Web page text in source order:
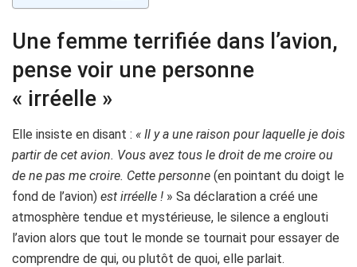
Une femme terrifiée dans l’avion,
pense voir une personne
« irréelle »
Elle insiste en disant : « Il y a une raison pour laquelle je dois
partir de cet avion. Vous avez tous le droit de me croire ou
de ne pas me croire. Cette personne (en pointant du doigt le
fond de l’avion) est irréelle ! » Sa déclaration a créé une
atmosphère tendue et mystérieuse, le silence a englouti
l’avion alors que tout le monde se tournait pour essayer de
comprendre de qui, ou plutôt de quoi, elle parlait.